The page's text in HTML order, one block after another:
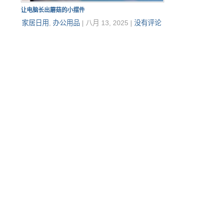
让电脑长出蘑菇的小摆件
家居日用 办公用品| 八月 13, 2025 | 没有评论